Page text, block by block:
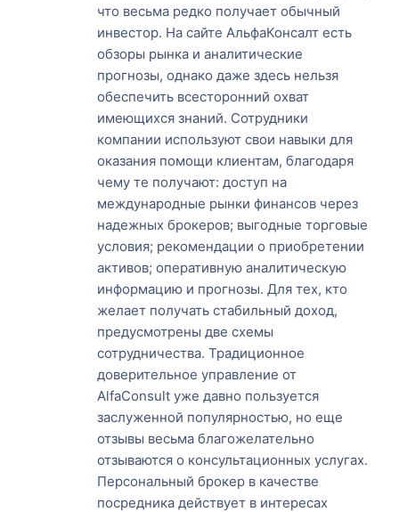
что весьма редко получает обычный
инвестор. На сайте АльфаКонсалт есть
обзоры рынка и аналитические
прогнозы, однако даже здесь нельзя
обеспечить всесторонний охват
имеющихся знаний. Сотрудники
компании используют свои навыки для
оказания помощи клиентам, благодаря
чему те получают: доступ на
международные рынки финансов через
надежных брокеров; выгодные торговые
условия; рекомендации о приобретении
активов; оперативную аналитическую
информацию и прогнозы. Для тех, кто
желает получать стабильный доход,
предусмотрены две схемы
сотрудничества. Традиционное
доверительное управление от
AlfaConsult уже давно пользуется
заслуженной популярностью, но еще
отзывы весьма благожелательно
отзываются о консультационных услугах.
Персональный брокер в качестве
посредника действует в интересах